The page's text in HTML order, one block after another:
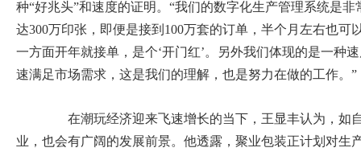
种“好兆头”和速度的证明。“我们的数字化生产管理系统是
达300万印张，即便是接到100万套的订单，半个月左右也可
一方面开年就接单，是个‘开门红’。另外我们体现的是一种
速满足市场需求，这是我们的理解，也是努力在做的工作。”
在潮玩经济迎来飞速增长的当下，王显丰认为，如
业，也会有广阔的发展前景。他透露，聚业包装正计划对生